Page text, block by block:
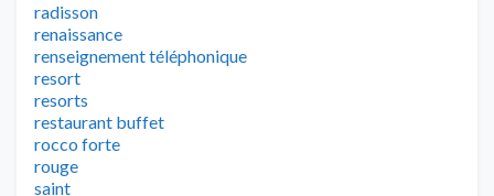
radisson
renaissance
renseignement téléphonique
resort
resorts
restaurant buffet
rocco forte
rouge
saint